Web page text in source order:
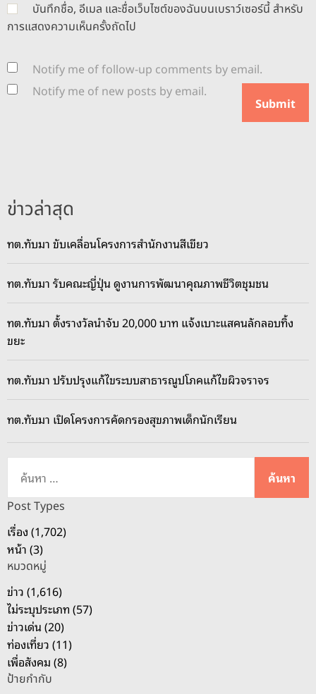
บันทึกชื่อ, อีเมล และชื่อเว็บไซต์ของฉันบนเบราว์เซอร์นี้ สำหรับ
การแสดงความเห็นครั้งถัดไป
Notify me of follow-up comments by email.
Notify me of new posts by email.
ข่าวล่าสุด
ทต.ทับมา ขับเคลื่อนโครงการสำนักงานสีเขียว
ทต.ทับมา รับคณะญี่ปุ่น ดูงานการพัฒนาคุณภาพชีวิตชุมชน
ทต.ทับมา ตั้งรางวัลนำจับ 20,000 บาท แจ้งเบาะแสคนลักลอบทิ้ง
ขยะ
ทต.ทับมา ปรับปรุงแก้ไขระบบสาธารณูปโภคแก้ไขผิวจราจร
ทต.ทับมา เปิดโครงการคัดกรองสุขภาพเด็กนักเรียน
ห
สำ
ห
รั
บ
:
Post Types
เรื่อง (1,702)
หน้า (3)
หมวดหมู่
ข่าว (1,616)
ไม่ระบุประเภท (57)
ข่าวเด่น (20)
ท่องเที่ยว (11)
เพื่อสังคม (8)
ป้ายกำกับ